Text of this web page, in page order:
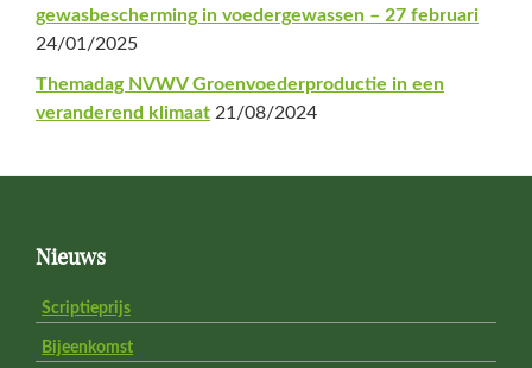
gewasbescherming in voedergewassen – 27 februari
24/01/2025
Themadag NVWV Groenvoederproductie in een
veranderend klimaat 21/08/2024
FooterNieuws
Scriptieprijs
Bijeenkomst